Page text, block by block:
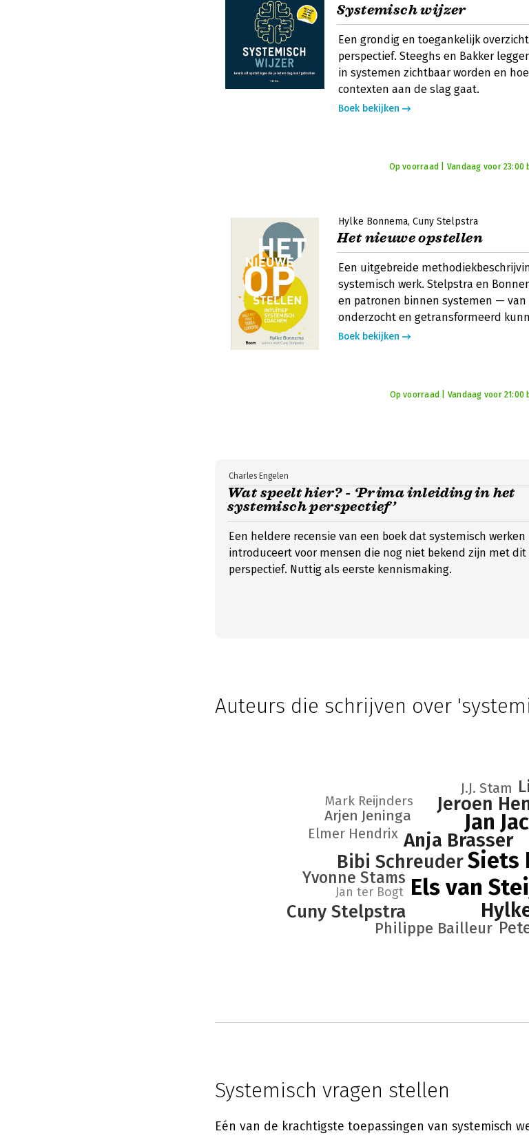
Systemisch wijzer
Een grondig en toegankelijk
perspectief. Steeghs en Bakker
in systemen zichtbaar worden en
contexten aan de slag gaat.
Boek bekijken
Op voorraad | Vandaag voor
Hylke Bonnema Cuny Stelpstra
Het nieuwe opstellen
Een uitgebreide
systemisch werk. Stelpstra en
en patronen binnen systemen —
onderzocht en getransformeerd
Boek bekijken
Op voorraad | Vandaag voor
Wat speelt hier? - ‘Prima inleiding in het
systemisch perspectief’
Charles Engelen
Een heldere recensie van een boek dat systemisch werken
introduceert voor mensen die nog niet bekend zijn met dit
perspectief. Nuttig als eerste kennismaking.
Auteurs die schrijven over
Els van
Siets
Jan
Anja Brasser
Jeroen
Bibi Schreuder
Cuny Stelpstra
Yvonne Stams
Philippe Bailleur
Arjen Jeninga
J.J. Stam
Elmer Hendrix
Mark Reijnders
Jan ter Bogt
Systemisch vragen stellen
Eén van de krachtigste toepassingen van systemisch